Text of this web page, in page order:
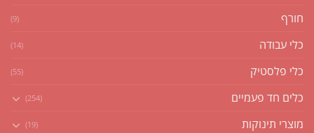
חורף (9)
כלי עבודה (14)
כלי פלסטיק (55)
כלים חד פעמיים (254)
מוצרי תינוקות (19)